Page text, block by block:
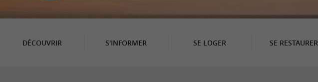
DÉCOUVRIR S'INFORMER SE LOGER SE RESTAURER